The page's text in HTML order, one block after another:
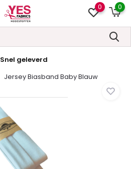
0 0
Snel geleverd
Jersey Biasband Baby Blauw